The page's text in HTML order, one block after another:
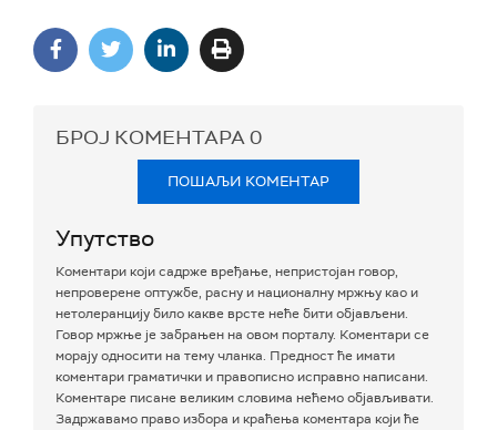
БРОЈ КОМЕНТАРА0
ПОШАЉИ КОМЕНТАР
Упутство
Коментари који садрже вређање, непристојан говор,
непроверене оптужбе, расну и националну мржњу као и
нетолеранцију било какве врсте неће бити објављени.
Говор мржње је забрањен на овом порталу. Коментари се
морају односити на тему чланка. Предност ће имати
коментари граматички и правописно исправно написани.
Коментаре писане великим словима нећемо објављивати.
Задржавамо право избора и краћења коментара који ће